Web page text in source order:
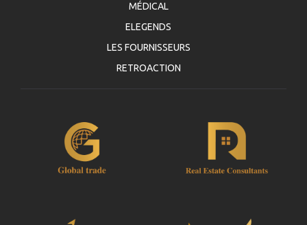
MÉDICAL
ELEGENDS
LES FOURNISSEURS
RETROACTION